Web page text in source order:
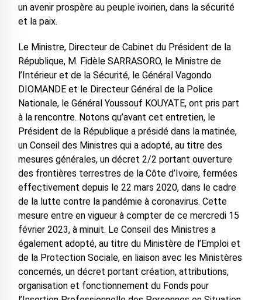
un avenir prospère au peuple ivoirien, dans la sécurité
et la paix.
Le Ministre, Directeur de Cabinet du Président de la
République, M. Fidèle SARRASORO, le Ministre de
l’Intérieur et de la Sécurité, le Général Vagondo
DIOMANDE et le Directeur Général de la Police
Nationale, le Général Youssouf KOUYATE, ont pris part
à la rencontre. Notons qu’avant cet entretien, le
Président de la République a présidé dans la matinée,
un Conseil des Ministres qui a adopté, au titre des
mesures générales, un décret 2/2 portant ouverture
des frontières terrestres de la Côte d’Ivoire, fermées
effectivement depuis le 22 mars 2020, dans le cadre
de la lutte contre la pandémie à coronavirus. Cette
mesure entre en vigueur à compter de ce mercredi 15
février 2023, à minuit. Le Conseil des Ministres a
également adopté, au titre du Ministère de l’Emploi et
de la Protection Sociale, en liaison avec les Ministères
concernés, un décret portant création, attributions,
organisation et fonctionnement du Fonds pour